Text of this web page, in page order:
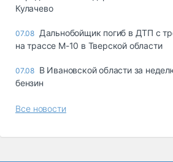
Кулачево
07.08 Дальнобойщик погиб в ДТП с
на трассе М-10 в Тверской области
07.08 В Ивановской области за
бензин
Все новости